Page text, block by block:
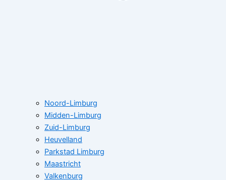
Noord-Limburg
Midden-Limburg
Zuid-Limburg
Heuvelland
Parkstad Limburg
Maastricht
Valkenburg